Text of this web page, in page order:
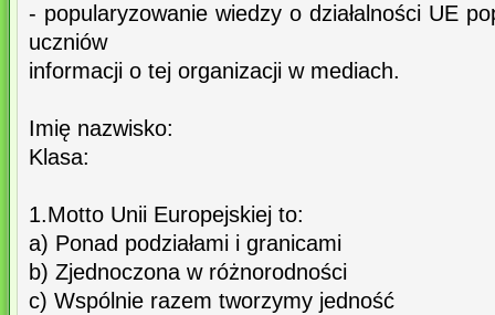
- popularyzowanie wiedzy o działalności UE
uczniów
informacji o tej organizacji w mediach.
Imię nazwisko:
Klasa:
1.Motto Unii Europejskiej to:
a) Ponad podziałami i granicami
b) Zjednoczona w różnorodności
c) Wspólnie razem tworzymy jedność